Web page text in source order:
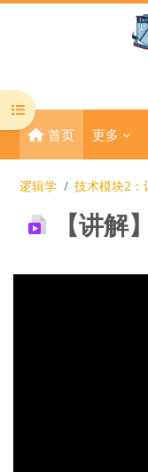
首页 更多
打开课程索引
逻辑学 技术模块2：
【讲解
完成条件